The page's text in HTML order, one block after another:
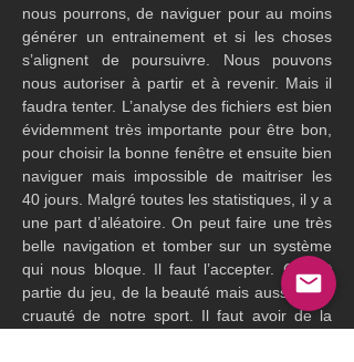
nous pourrons, de naviguer pour au moins
générer un entrainement et si les choses
s’alignent de poursuivre. Nous pouvons
nous autoriser à partir et à revenir. Mais il
faudra tenter. L’analyse des fichiers est bien
évidemment très importante pour être bon,
pour choisir la bonne fenêtre et ensuite bien
naviguer mais impossible de maitriser les
40 jours. Malgré toutes les statistiques, il y a
une part d’aléatoire. On peut faire une très
belle navigation et tomber sur un système
qui nous bloque. Il faut l’accepter. Ça fait
partie du jeu, de la beauté mais aussi de la
cruauté de notre sport. Il faut avoir de la